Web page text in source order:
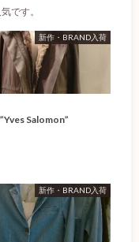
です。
新作・BRAND入荷
Salomon”
新作・BRAND入荷